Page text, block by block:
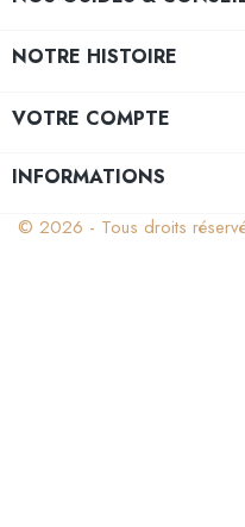
NOTRE HISTOIRE
VOTRE COMPTE
INFORMATIONS
© 2026 - Tous droits